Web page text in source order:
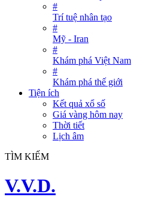
#
Trí tuệ nhân tạo
#
Mỹ - Iran
#
Khám phá Việt Nam
#
Khám phá thế giới
Tiện ích
Kết quả xổ số
Giá vàng hôm nay
Thời tiết
Lịch âm
TÌM KIẾM
V.V.D.